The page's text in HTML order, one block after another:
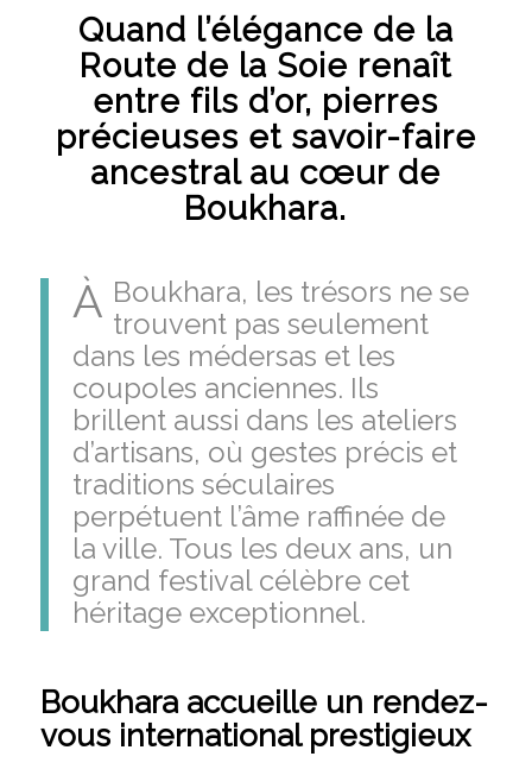
Quand l’élégance de la
Route de la Soie renaît
entre fils d’or, pierres
précieuses et savoir-faire
ancestral au cœur de
Boukhara.
À Boukhara, les trésors ne se
trouvent pas seulement
dans les médersas et les
coupoles anciennes. Ils
brillent aussi dans les ateliers
d’artisans, où gestes précis et
traditions séculaires
perpétuent l’âme raffinée de
la ville. Tous les deux ans, un
grand festival célèbre cet
héritage exceptionnel.
Boukhara accueille un rendez-
vous international prestigieux